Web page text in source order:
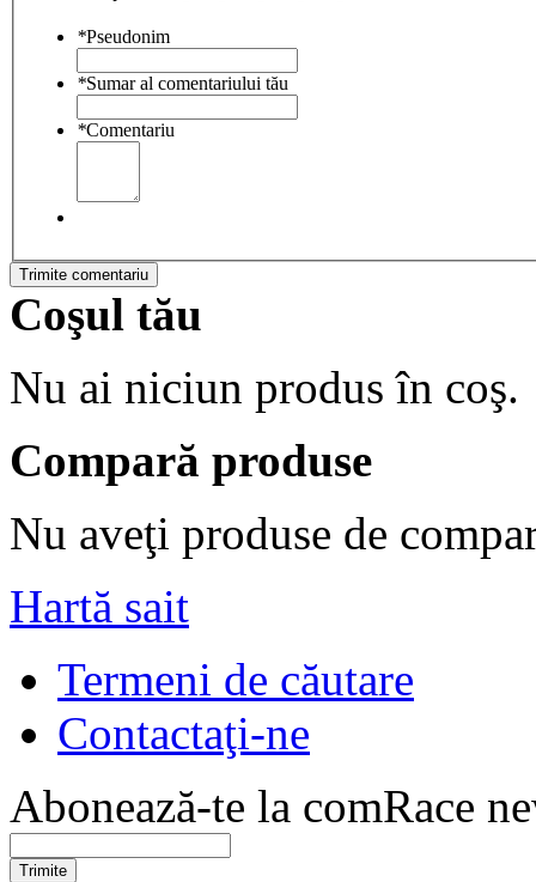
*Pseudonim
*Sumar al comentariului tău
*Comentariu
Trimite comentariu
Coşul tău
Nu ai niciun produs în coş.
Compară produse
Nu aveţi produse de
Hartă sait
Termeni de căutare
Contactaţi-ne
Abonează-te la comRace
Trimite